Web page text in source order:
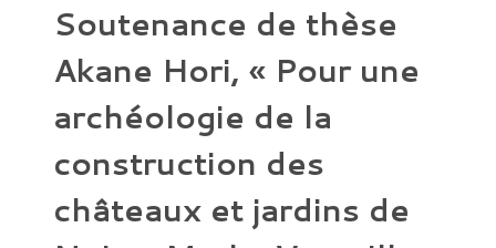
Soutenance de thèse
Akane Hori, « Pour une
archéologie de la
construction des
châteaux et jardins de